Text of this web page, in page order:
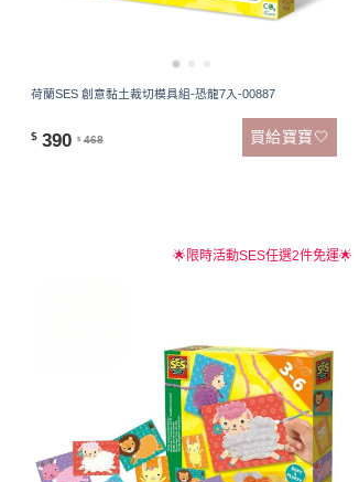
荷蘭SES 創意黏土裁切模具組-恐龍7入-00887
$ 390 $ 468 買給寶寶🤍
🌟限時活動SES任選2件免運🌟